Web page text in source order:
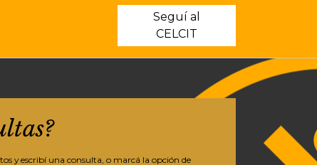
Seguí al
CELCIT
y escribí una consulta, o marcá la opción de